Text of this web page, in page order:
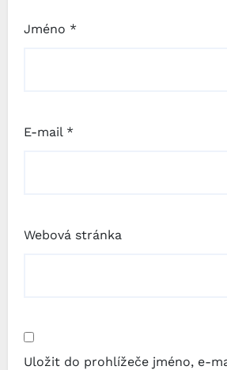
Jméno *
E-mail *
Webová stránka
Uložit do prohlížeče jméno, e-